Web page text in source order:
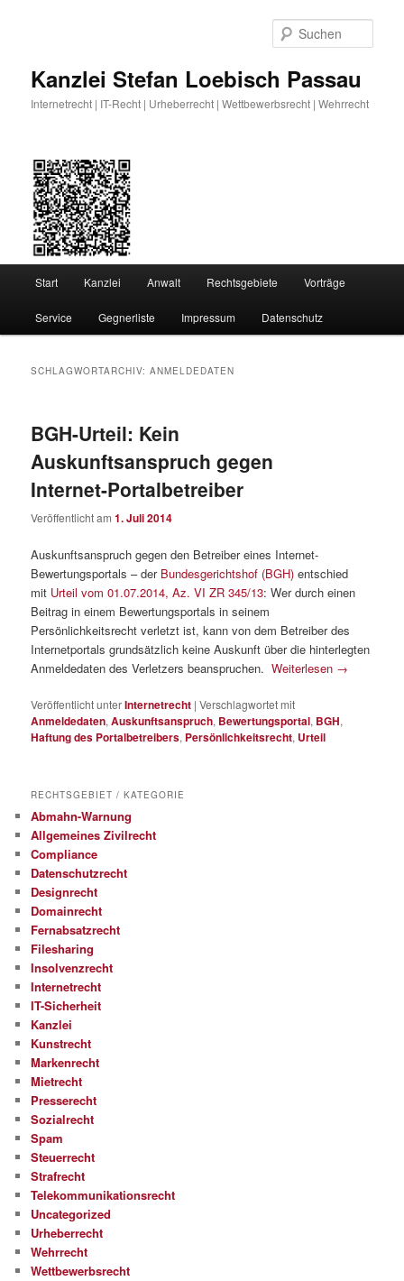
Kanzlei Stefan Loebisch Passau
Internetrecht | IT-Recht | Urheberrecht | Wettbewerbsrecht | Wehrrecht
Start Kanzlei Anwalt Rechtsgebiete Vorträge
Service Gegnerliste Impressum Datenschutz
SCHLAGWORTARCHIV:ANMELDEDATEN
BGH-Urteil: Kein
Auskunftsanspruch gegen
Internet-Portalbetreiber
Veröffentlicht am1. Juli 2014
Auskunftsanspruch gegen den Betreiber eines Internet-
Bewertungsportals – der Bundesgerichtshof (BGH) entschied
mit Urteil vom 01.07.2014, Az. VI ZR 345/13: Wer durch einen
Beitrag in einem Bewertungsportals in seinem
Persönlichkeitsrecht verletzt ist, kann von dem Betreiber des
Internetportals grundsätzlich keine Auskunft über die hinterlegten
Anmeldedaten des Verletzers beanspruchen.Weiterlesen →
Veröffentlicht unterInternetrecht |Verschlagwortet mit
Anmeldedaten,Auskunftsanspruch, Bewertungsportal, BGH,
Haftung des Portalbetreibers, Persönlichkeitsrecht, Urteil
RECHTSGEBIET / KATEGORIE
Abmahn-Warnung
Allgemeines Zivilrecht
Compliance
Datenschutzrecht
Designrecht
Domainrecht
Fernabsatzrecht
Filesharing
Insolvenzrecht
Internetrecht
IT-Sicherheit
Kanzlei
Kunstrecht
Markenrecht
Mietrecht
Presserecht
Sozialrecht
Spam
Steuerrecht
Strafrecht
Telekommunikationsrecht
Uncategorized
Urheberrecht
Wehrrecht
Wettbewerbsrecht